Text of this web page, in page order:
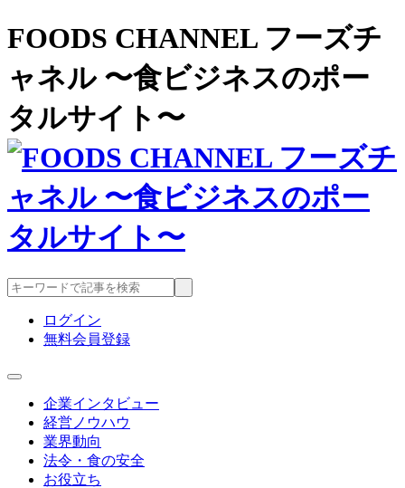
FOODS CHANNEL フーズチ
ャネル 〜食ビジネスのポー
タルサイト〜
ログイン
無料会員登録
企業インタビュー
経営ノウハウ
業界動向
法令・食の安全
お役立ち